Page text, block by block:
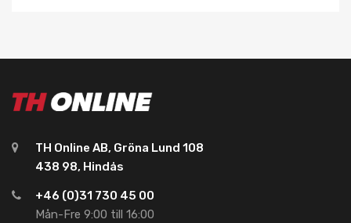
TH Online AB, Gröna Lund 108
438 98, Hindås
+46 (0)31 730 45 00
Mån-Fre 9:00 till 16:00